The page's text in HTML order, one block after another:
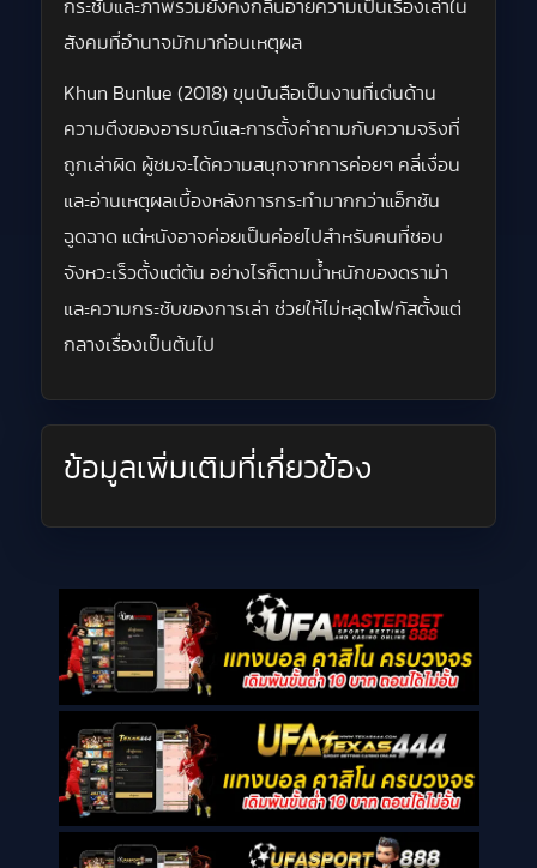
กระชับและภาพรวมยังคงกลิ่นอายความเป็นเรื่องเล่าใน
สังคมที่อำนาจมักมาก่อนเหตุผล
Khun Bunlue (2018) ขุนบันลือเป็นงานที่เด่นด้าน
ความตึงของอารมณ์และการตั้งคำถามกับความจริงที่
ถูกเล่าผิด ผู้ชมจะได้ความสนุกจากการค่อยๆ คลี่เงื่อน
และอ่านเหตุผลเบื้องหลังการกระทำมากกว่าแอ็กชัน
ฉูดฉาด แต่หนังอาจค่อยเป็นค่อยไปสำหรับคนที่ชอบ
จังหวะเร็วตั้งแต่ต้น อย่างไรก็ตามน้ำหนักของดราม่า
และความกระชับของการเล่า ช่วยให้ไม่หลุดโฟกัสตั้งแต่
กลางเรื่องเป็นต้นไป
ข้อมูลเพิ่มเติมที่เกี่ยวข้อง